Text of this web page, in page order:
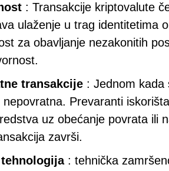
: Transakcije kriptovalute
ulaženje u trag identitetima
za obavljanje nezakonitih
transakcije : Jednom kada
nepovratna. Prevaranti
uz obećanje povrata ili
završi.
: tehnička